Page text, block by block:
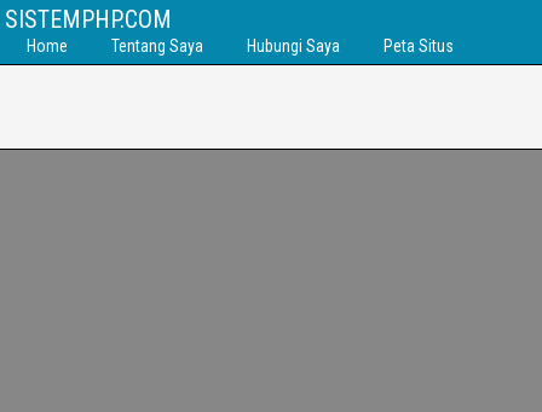
SISTEMPHP.COM
Home Tentang Saya Hubungi Saya Peta Situs